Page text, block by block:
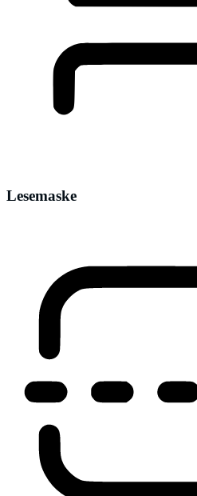
Lesemaske